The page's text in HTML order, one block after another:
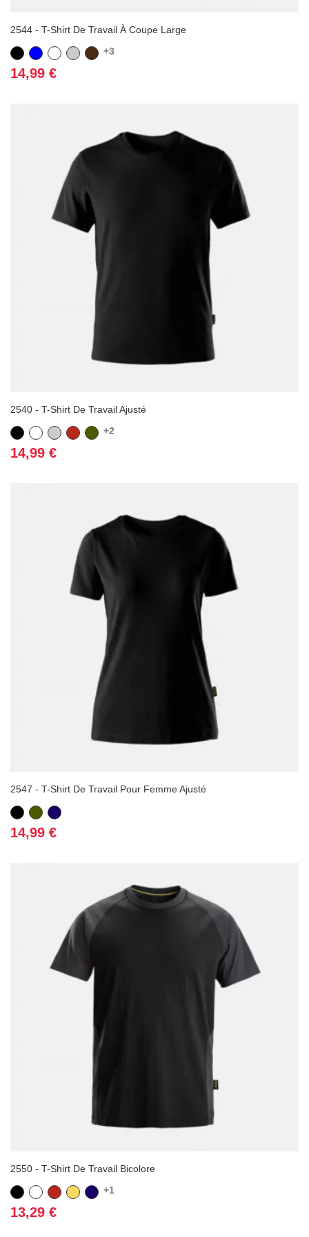
2544 - T-Shirt De Travail À Coupe Large
Noir BleuBlancGris Marron
+3
Prix
14,99 €
2540 - T-Shirt De Travail Ajusté
Noir BlancGris RougeVert +2
Prix
14,99 €
2547 - T-Shirt De Travail Pour Femme Ajusté
Noir Vert
Kaki
Bleu
marine
Prix
14,99 €
2550 - T-Shirt De Travail Bicolore
Noir BlancRougeJauneBleu+1
Prix
13,29 €